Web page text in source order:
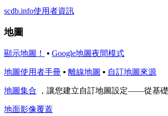
scdb.info使用者資訊
地圖
顯示地圖！ ▪︎ Google地圖夜間模式
地圖使用者手冊 ▪︎ 離線地圖 ▪︎ 自訂地圖來源
地圖集合 ，讓您建立自訂地圖設定——從基
地面影像覆蓋